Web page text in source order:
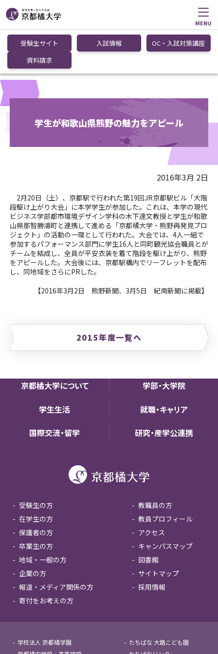
MENU
受験生サイト 入試情報
OC・入試対策講座
資料請求
学生が和歌山県熊野の魅力をアピール
2016年3月 2日
2月20日（土）、京都駅で行われた第19回JR京都駅ビル「大階
段駆け上がり大会」に本学学生が参加した。これは、本学の現代
ビジネス学部都市環境デザイン学科の木下達文教授と学生が和歌
山県那智勝浦町と連携して進める「京都橘大学・熊野再発見プロ
ジェクト」の活動の一環として行われた。大会では、4人一組で
参加するパフォーマンス部門に学生16人と同町観光協会職員とが
チームを結成し、全員が平安衣装を着て階段を駆け上がり、熊野
をアピールした。大会後には、京都駅構内でリーフレットを配布
し、同地域をさらにPRした。
【2016年3月2日 熊野新聞、3月5日 紀南新聞に掲載】
2015年度一覧へ
京都橘大学について 学部・大学院
学生生活 就職・キャリア
国際交流・留学 研究・産学公連携
受験生の方
在学生の方
保護者の方
卒業生の方
地域・一般の方
企業の方
報道・メディア関係の方
寄付をお考えの方
教職員の方
教員プロフィール
アクセス
キャンパスマップ
図書館
サイトマップ
採用情報
学校法人 京都橘学園
たちばな 大路こども園